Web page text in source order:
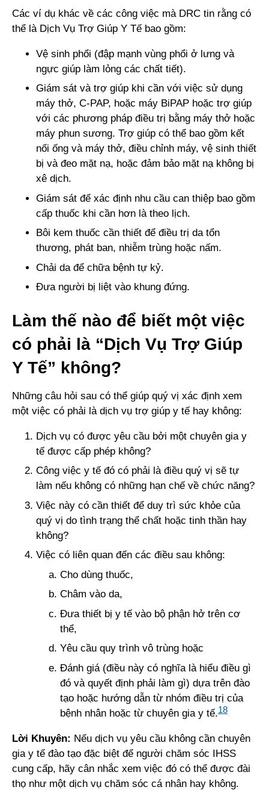
Các ví dụ khác về các công việc mà DRC tin rằng có
thể là Dịch Vụ Trợ Giúp Y Tế bao gồm:
Vệ sinh phổi (đập mạnh vùng phổi ở lưng và
ngực giúp làm lỏng các chất tiết).
Giám sát và trợ giúp khi cần với việc sử dụng
máy thở, C-PAP, hoặc máy BiPAP hoặc trợ giúp
với các phương pháp điều trị bằng máy thở hoặc
máy phun sương. Trợ giúp có thể bao gồm kết
nối ống và máy thở, điều chỉnh máy, vệ sinh thiết
bị và đeo mặt nạ, hoặc đảm bảo mặt nạ không bị
xê dịch.
Giám sát để xác định nhu cầu can thiệp bao gồm
cấp thuốc khi cần hơn là theo lịch.
Bôi kem thuốc cần thiết để điều trị da tổn
thương, phát ban, nhiễm trùng hoặc nấm.
Chải da để chữa bệnh tự kỷ.
Đưa người bị liệt vào khung đứng.
Làm thế nào để biết một việc
có phải là “Dịch Vụ Trợ Giúp
Y Tế” không?
Những câu hỏi sau có thể giúp quý vị xác định xem
một việc có phải là dịch vụ trợ giúp y tế hay không:
Dịch vụ có được yêu cầu bởi một chuyên gia y
tế được cấp phép không?
Công việc y tế đó có phải là điều quý vị sẽ tự
làm nếu không có những hạn chế về chức năng?
Việc này có cần thiết để duy trì sức khỏe của
quý vị do tình trạng thể chất hoặc tinh thần hay
không?
Việc có liên quan đến các điều sau không:
Cho dùng thuốc,
Châm vào da,
Đưa thiết bị y tế vào bộ phận hở trên cơ
thể,
Yêu cầu quy trình vô trùng hoặc
Đánh giá (điều này có nghĩa là hiểu điều gì
đó và quyết định phải làm gì) dựa trên đào
tạo hoặc hướng dẫn từ nhóm điều trị của
bệnh nhân hoặc từ chuyên gia y tế.18
Lời Khuyên: Nếu dịch vụ yêu cầu không cần chuyên
gia y tế đào tạo đặc biệt để người chăm sóc IHSS
cung cấp, hãy cân nhắc xem việc đó có thể được đài
thọ như một dịch vụ chăm sóc cá nhân hay không.